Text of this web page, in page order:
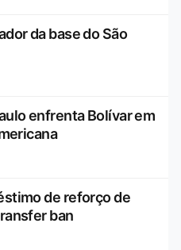
da base do São
enfrenta Bolívar em
de reforço de
ban